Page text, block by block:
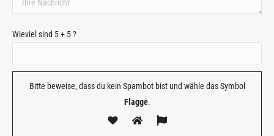
Wieviel sind 5 + 5 ?
Bitte beweise, dass du kein Spambot bist und wähle das Symbol
Flagge.